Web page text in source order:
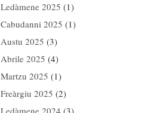
Ledàmene 2025 (1)
Cabudanni 2025 (1)
Austu 2025 (3)
Abrile 2025 (4)
Martzu 2025 (1)
Freàrgiu 2025 (2)
Ledàmene 2024 (3)